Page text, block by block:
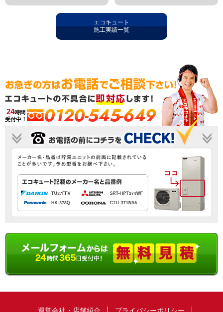
エコキュート
施工実績一覧
24時間
受付中！
0120-545-649
運営会社・店舗紹介 プライバシーポリシー